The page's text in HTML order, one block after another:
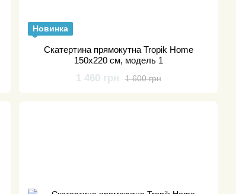
Новинка
Скатертина прямокутна Tropik Home
150х220 см, модель 1
1 600 грн
1 460 грн